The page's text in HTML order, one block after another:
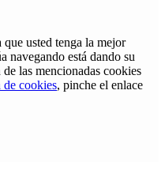
usted tenga la mejor
navegando está dando su
las mencionadas cookies
cookies, pinche el enlace